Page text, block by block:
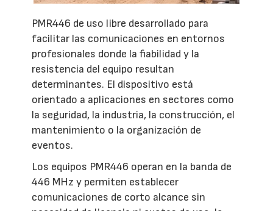
PMR446 de uso libre desarrollado para
facilitar las comunicaciones en entornos
profesionales donde la fiabilidad y la
resistencia del equipo resultan
determinantes. El dispositivo está
orientado a aplicaciones en sectores como
la seguridad, la industria, la construcción, el
mantenimiento o la organización de
eventos.
Los equipos PMR446 operan en la banda de
446 MHz y permiten establecer
comunicaciones de corto alcance sin